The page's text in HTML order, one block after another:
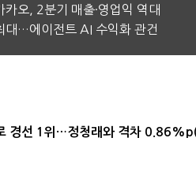
카오, 2분기 매출·영업익 역대
대…에이전트 AI 수익화 관건
경선 1위…정청래와 격차